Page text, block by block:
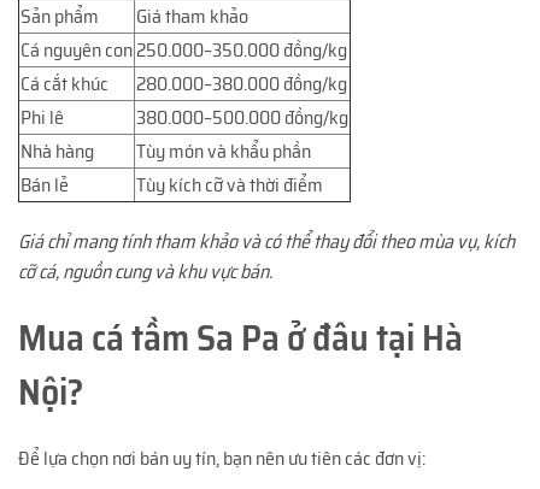
Sản phẩm
Giá tham khảo
Cá nguyên con250.000–350.000 đồng/kg
Cá cắt khúc
280.000–380.000 đồng/kg
Phi lê
380.000–500.000 đồng/kg
Nhà hàng
Tùy món và khẩu phần
Bán lẻ
Tùy kích cỡ và thời điểm
Giá chỉ mang tính tham khảo và có thể thay đổi theo mùa vụ, kích
cỡ cá, nguồn cung và khu vực bán.
Mua cá tầm Sa Pa ở đâu tại Hà
Nội?
Để lựa chọn nơi bán uy tín, bạn nên ưu tiên các đơn vị: